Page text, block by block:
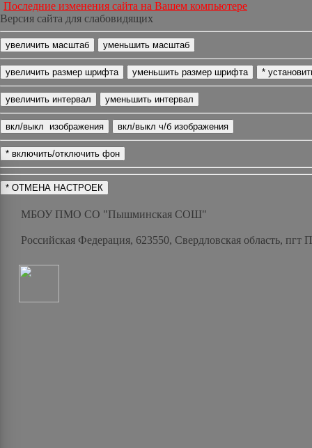
Последние изменения сайта на Вашем компьютере
Версия сайта для слабовидящих
МБОУ ПМО СО "Пышминская СОШ"
Российская Федерация, 623550, Свердловская область,